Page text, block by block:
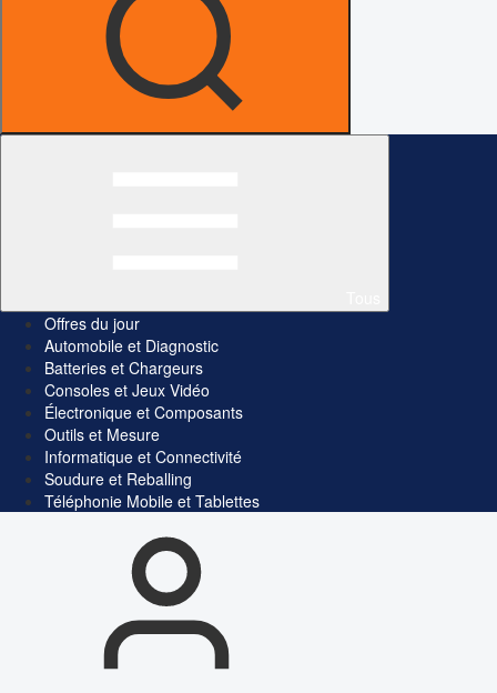
Offres du jour
Automobile et Diagnostic
Batteries et Chargeurs
Consoles et Jeux Vidéo
Électronique et Composants
Outils et Mesure
Informatique et Connectivité
Soudure et Reballing
Téléphonie Mobile et Tablettes